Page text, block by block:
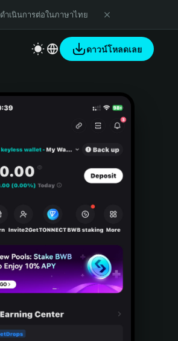
ดำเนินการต่อในภาษาไทย
ดาวน์โหลดเลย